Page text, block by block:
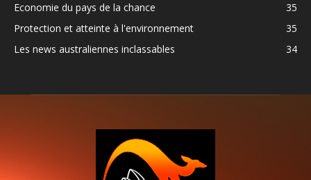
Economie du pays de la chance
35
Protection et atteinte à l'environnement
35
Les news australiennes inclassables
34